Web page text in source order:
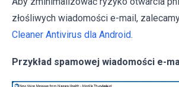
złośliwych wiadomości e-mail,
Cleaner Antivirus dla Android.
Przykład spamowej wiadomości e-